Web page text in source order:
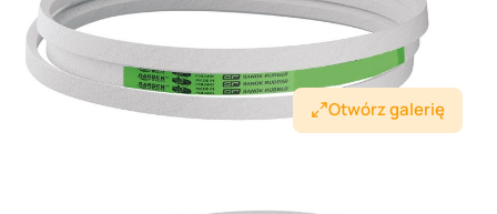
Otwórz galerię